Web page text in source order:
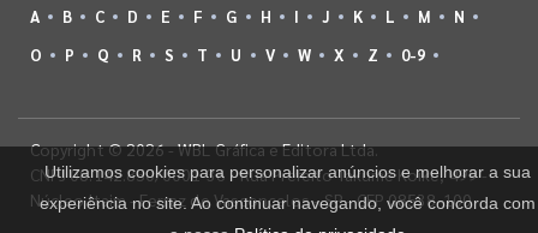
A B C D E F G H I J K L M
N
O
P Q R S T U V W X Z 0-9
Copyright © 2026 - WBL Gráfica e Editora Ltda.
CNPJ 08.142.850/0001-36 - Rua Prefeito Takume Koike, 499 -
Núcleo Itaim - Ferraz de Vasconcelos - SP - CEP 08538-100
Utilizamos cookies para personalizar anúncios e melhorar a sua
experiência no site. Ao continuar navegando, você concorda com